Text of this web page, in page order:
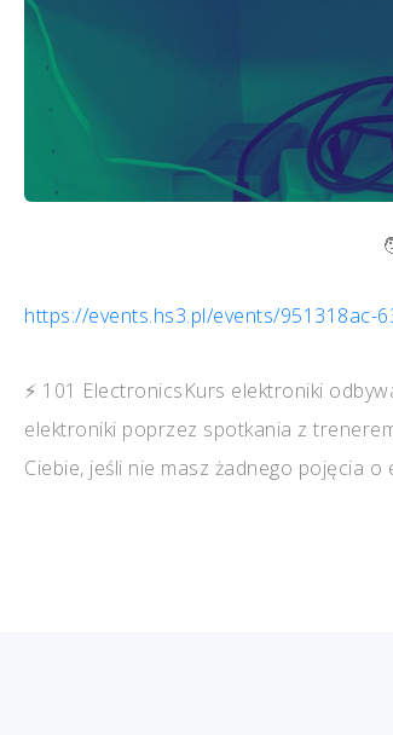
https://events.hs3.pl/events/951318ac-
⚡ 101 ElectronicsKurs elektroniki
elektroniki poprzez spotkania z
Ciebie, jeśli nie masz żadnego pojęcia